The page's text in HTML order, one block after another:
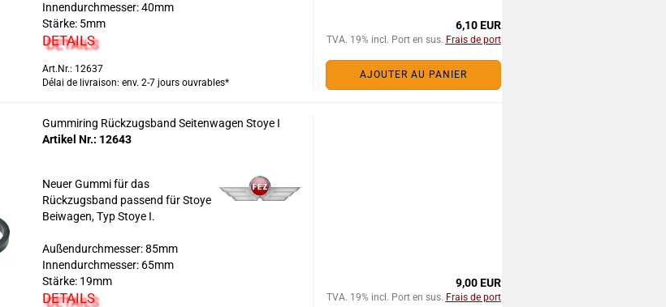
Innendurchmesser: 40mm
Stärke: 5mm
DETAILS
Art.Nr.: 12637
Délai de livraison: env. 2-7 jours ouvrables*
6,10 EUR
TVA. 19% incl. Port en sus. Frais de port
AJOUTER AU PANIER
Gummiring Rückzugsband Seitenwagen Stoye I
Artikel Nr.: 12643
Neuer Gummi für das
Rückzugsband passend für Stoye
Beiwagen, Typ Stoye I.
Außendurchmesser: 85mm
Innendurchmesser: 65mm
Stärke: 19mm
DETAILS
9,00 EUR
TVA. 19% incl. Port en sus. Frais de port